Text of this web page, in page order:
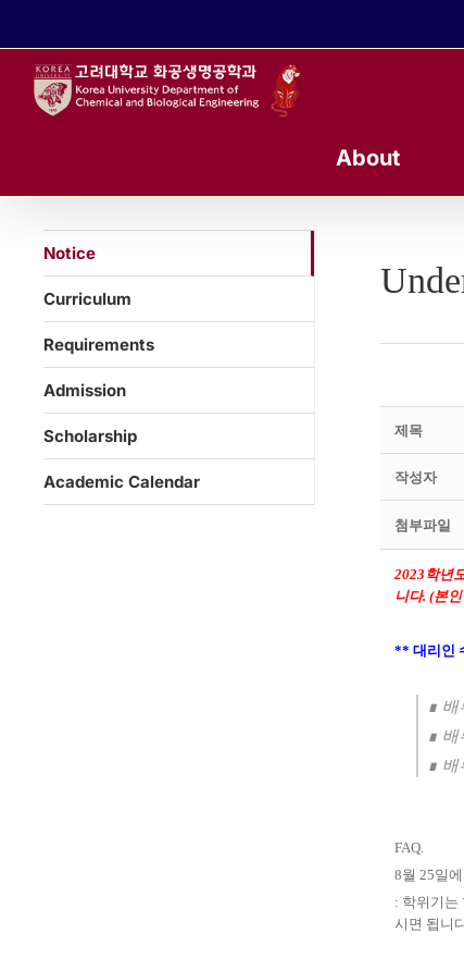
About
제목
작성자
첨부파일
2023 학년
니다. (본인
** 대리인
∎ 배
∎ 배
∎ 배
FAQ.
8월 25일
: 학위기는
시면 됩니
Notice
Curriculum
Requirements
Admission
Scholarship
Academic Calendar